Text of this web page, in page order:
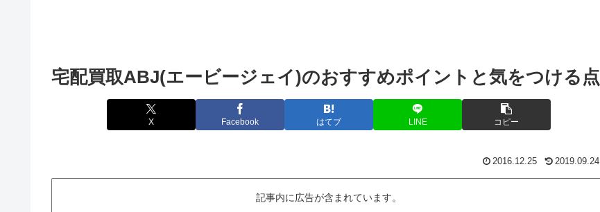
宅配買取ABJ(エービージェイ)のおすすめポイントと気をつける点
X Facebook はてブ LINE コピー
2016.12.25 2019.09.24
記事内に広告が含まれています。